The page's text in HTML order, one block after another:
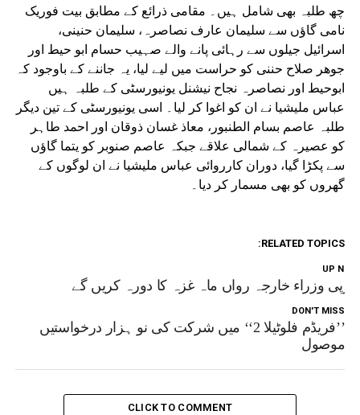
چھ طلبہ بھی شامل ہیں۔ مقامی ذرائع کے مطابق بیت فوریک
نامی گاؤں سے سلیمان عارف نصاصرہ، سلیمان حنینی،
اسرائیل جیلوں سے رہائی پانے والے صہیب حسام ابو حیط اور
جوھر صلاح حننی کو حراست میں لیے لیا، یہ جاننے کے باوجود کہ
ابوحیط اور نصاصرہ نجاح نیشنل یونیورسٹی کے طلبہ ہیں
عباس ملیشیا نے ان کو اغوا کر لیا۔ اسی یونیورسٹی کے تین دیگر
طلبہ عاصم بسام الطنبور، معاذ غسان ذوقان اور احمد طاہر
کو عصیرہ کے شمالی علاقے جبکہ عاصم صنوبر کو یتما گاؤں
سے پکڑا گیا، دوران کارروائی عباس ملیشیا نے ان لوگوں کے
گھروں کو بھی مسمار کر دیا۔
RELATED TOPICS:
UP
وزراء خارجہ رواں ماہ غزہ کا دورہ کریں گے
DON'T MISS
’’فریڈم فلوٹیلا 2‘‘ میں شرکت کی نو ہزار درخواستیں
موصول
CLICK TO COMMENT